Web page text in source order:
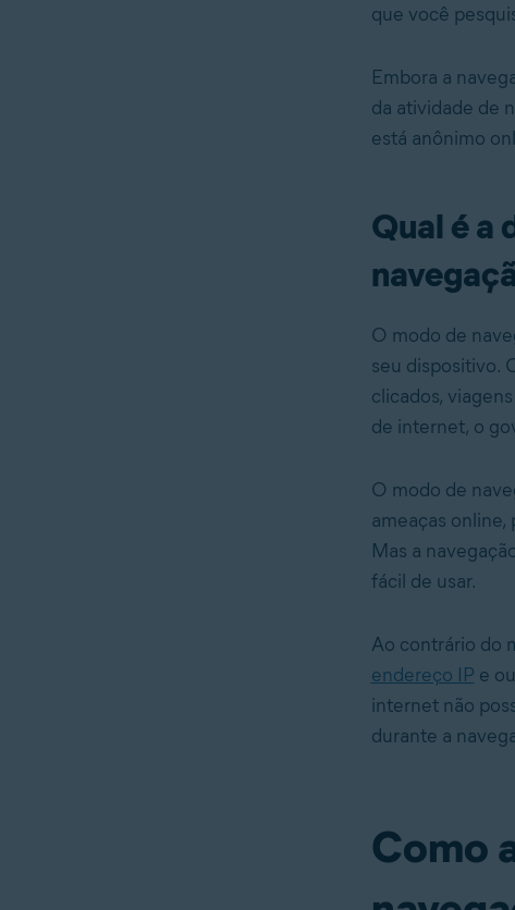
que você
Embora a
da atividade de
está anônimo
Qual é a
O modo de
seu dispositivo.
clicados,
de internet, o
O modo de
ameaças online,
Mas a
fácil de usar.
Ao contrário do
endereço IP e
internet não
durante a
Como